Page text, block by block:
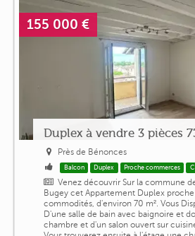
155 000 €
Duplex à vendre 3 pièces
Près de Bénonces
Balcon Duplex Proche commerces
Venez découvrir Sur la commune
Bugey cet Appartement Duplex
commodités, d'environ 70 m². Vous
D'une salle de bain avec baignoire et
chambre et d'un salon ouvert sur